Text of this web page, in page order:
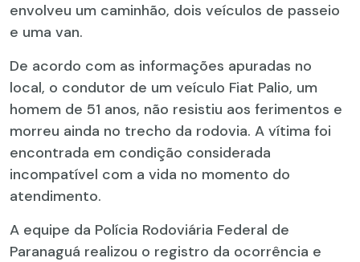
envolveu um caminhão, dois veículos de passeio
e uma van.
De acordo com as informações apuradas no
local, o condutor de um veículo Fiat Palio, um
homem de 51 anos, não resistiu aos ferimentos e
morreu ainda no trecho da rodovia. A vítima foi
encontrada em condição considerada
incompatível com a vida no momento do
atendimento.
A equipe da Polícia Rodoviária Federal de
Paranaguá realizou o registro da ocorrência e